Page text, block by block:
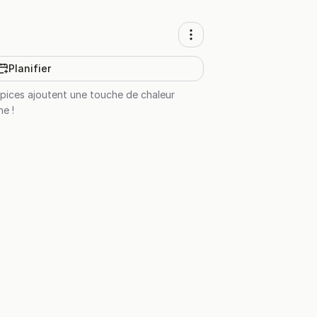
Planifier
ajoutent une touche de chaleur
!